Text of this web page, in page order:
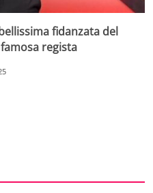
fidanzata del
regista